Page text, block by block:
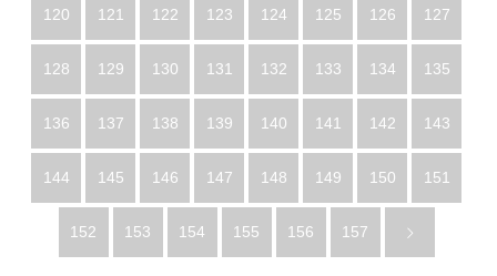
120 121 122 123 124 125 126 127
128 129 130 131 132 133 134 135
136 137 138 139 140 141 142 143
144 145 146 147 148 149 150 151
152 153 154 155 156 157